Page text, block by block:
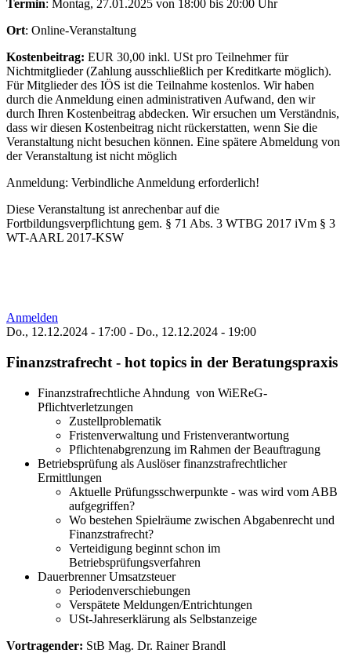
Termin: Montag, 27.01.2025 von 18:00 bis 20:00 Uhr
Ort: Online-Veranstaltung
Kostenbeitrag: EUR 30,00 inkl. USt pro Teilnehmer für
Nichtmitglieder (Zahlung ausschließlich per Kreditkarte möglich).
Für Mitglieder des IÖS ist die Teilnahme kostenlos. Wir haben
durch die Anmeldung einen administrativen Aufwand, den wir
durch Ihren Kostenbeitrag abdecken. Wir ersuchen um Verständnis,
dass wir diesen Kostenbeitrag nicht rückerstatten, wenn Sie die
Veranstaltung nicht besuchen können. Eine spätere Abmeldung von
der Veranstaltung ist nicht möglich
Anmeldung: Verbindliche Anmeldung erforderlich!
Diese Veranstaltung ist anrechenbar auf die
Fortbildungsverpflichtung gem. § 71 Abs. 3 WTBG 2017 iVm § 3
WT-AARL 2017-KSW
Anmelden
Do., 12.12.2024 - 17:00 - Do., 12.12.2024 - 19:00
Finanzstrafrecht - hot topics in der Beratungspraxis
Finanzstrafrechtliche Ahndung von WiEReG-
Pflichtverletzungen
Zustellproblematik
Fristenverwaltung und Fristenverantwortung
Pflichtenabgrenzung im Rahmen der Beauftragung
Betriebsprüfung als Auslöser finanzstrafrechtlicher
Ermittlungen
Aktuelle Prüfungsschwerpunkte - was wird vom ABB
aufgegriffen?
Wo bestehen Spielräume zwischen Abgabenrecht und
Finanzstrafrecht?
Verteidigung beginnt schon im
Betriebsprüfungsverfahren
Dauerbrenner Umsatzsteuer
Periodenverschiebungen
Verspätete Meldungen/Entrichtungen
USt-Jahreserklärung als Selbstanzeige
Vortragender: StB Mag. Dr. Rainer Brandl